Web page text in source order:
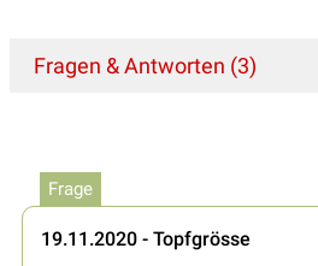
Fragen & Antworten (3)
Frage
19.11.2020 - Topfgrösse